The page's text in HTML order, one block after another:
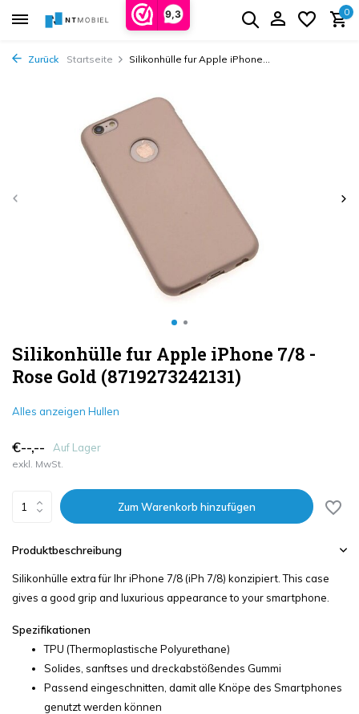
9,3 0
Zurück Startseite Silikonhülle fur Apple iPhone...
Silikonhülle fur Apple iPhone 7/8 -
Rose Gold (8719273242131)
Alles anzeigen Hullen
€--,-- Auf Lager
exkl. MwSt.
Zum Warenkorb hinzufügen
Produktbeschreibung
Silikonhülle extra für Ihr iPhone 7/8 (iPh 7/8) konzipiert. This case
gives a good grip and luxurious appearance to your smartphone.
Spezifikationen
TPU (Thermoplastische Polyurethane)
Solides, sanftses und dreckabstößendes Gummi
Passend eingeschnitten, damit alle Knöpe des Smartphones
genutzt werden können